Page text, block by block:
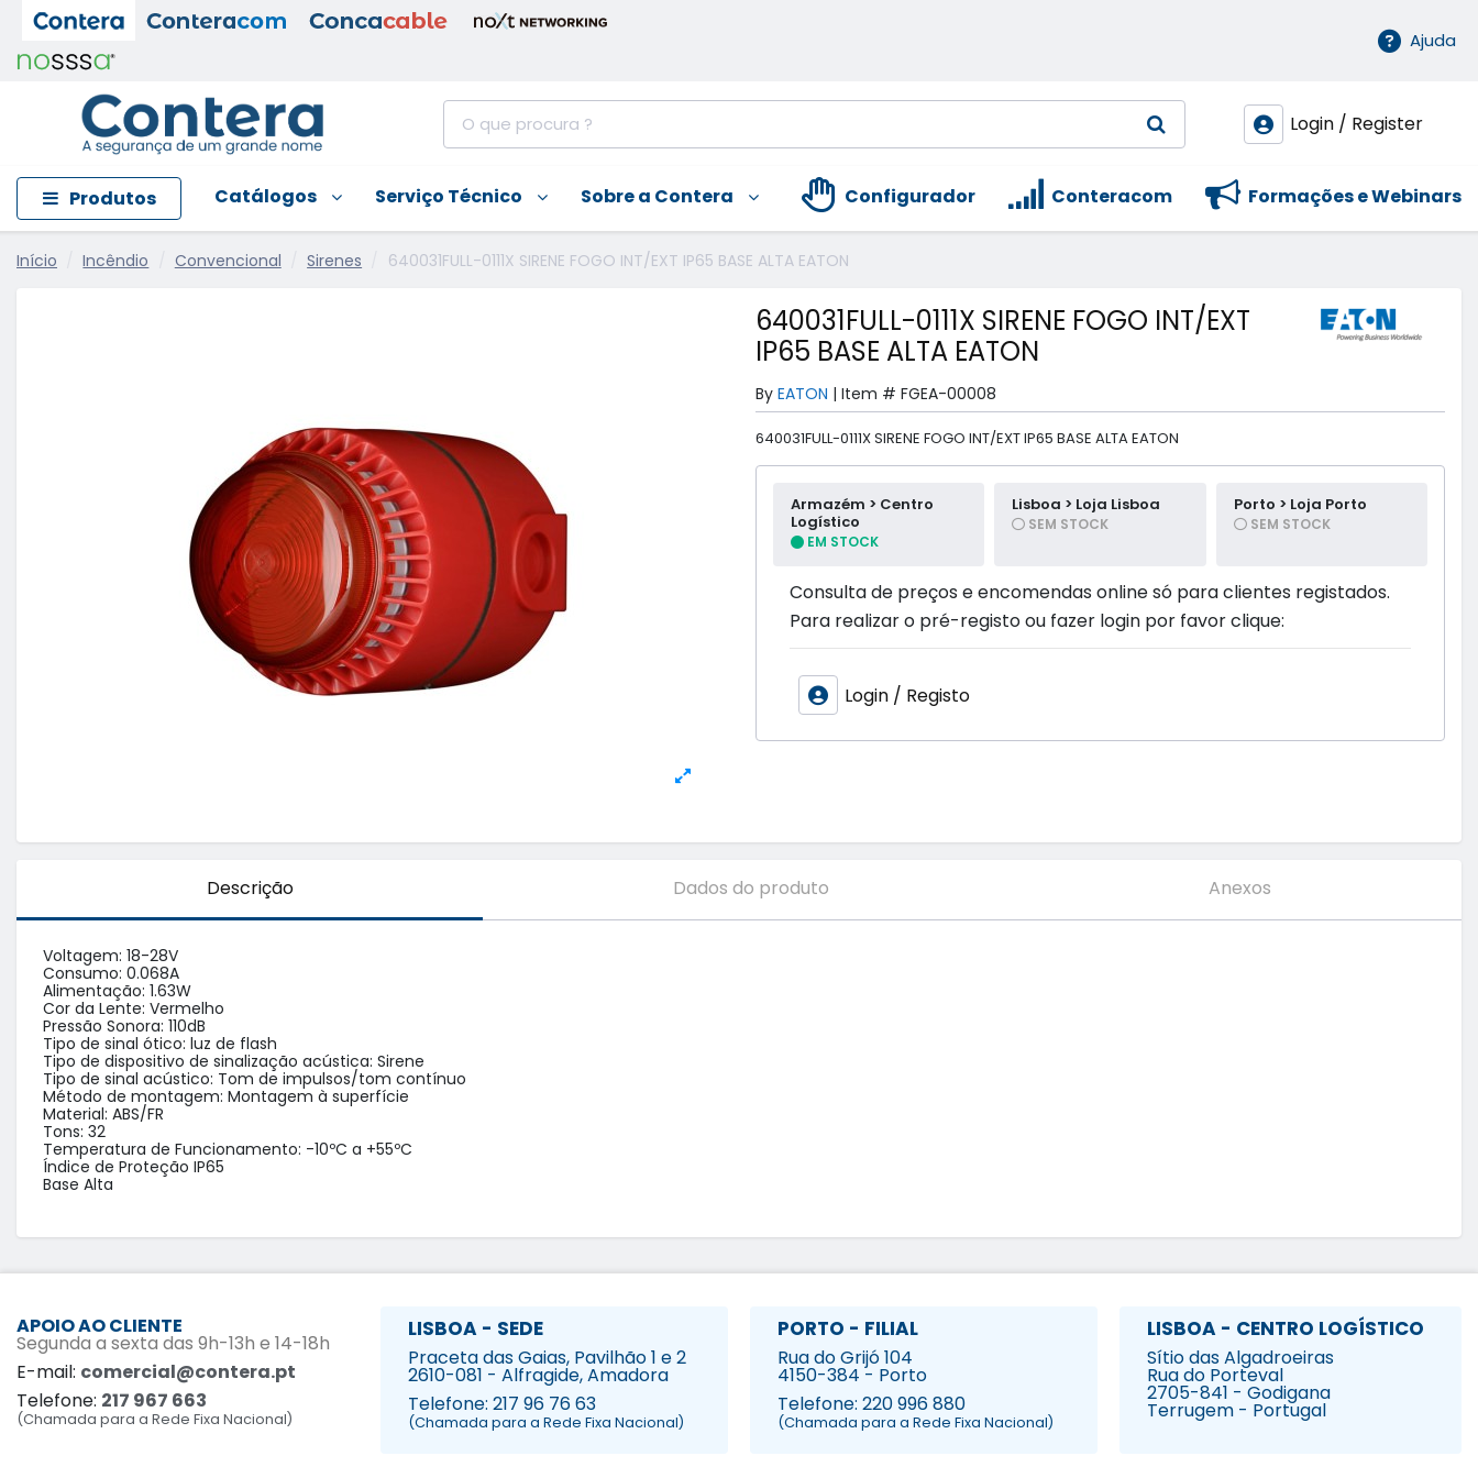
Ajuda
Login / Register
Produtos Catálogos Serviço Técnico Sobre a Contera Formações e Webinars
Conteracom
Configurador
Início Incêndio Convencional Sirenes 640031FULL-0111X SIRENE FOGO INT/EXT IP65 BASE ALTA EATON
640031FULL-0111X SIRENE FOGO INT/EXT
IP65 BASE ALTA EATON
By EATON | Item # FGEA-00008
640031FULL-0111X SIRENE FOGO INT/EXT IP65 BASE ALTA EATON
Armazém > Centro
Logístico
EM STOCK
Lisboa > Loja Lisboa
SEM STOCK
Porto > Loja Porto
SEM STOCK
Consulta de preços e encomendas online só para clientes registados.
Para realizar o pré-registo ou fazer login por favor clique:
Login / Registo
Descrição Dados do produto Anexos
Voltagem: 18-28V
Consumo: 0.068A
Alimentação: 1.63W
Cor da Lente: Vermelho
Pressão Sonora: 110dB
Tipo de sinal ótico: luz de flash
Tipo de dispositivo de sinalização acústica: Sirene
Tipo de sinal acústico: Tom de impulsos/tom contínuo
Método de montagem: Montagem à superfície
Material: ABS/FR
Tons: 32
Temperatura de Funcionamento: -10ºC a +55ºC
Índice de Proteção IP65
Base Alta
APOIO AO CLIENTE
Segunda a sexta das 9h-13h e 14-18h
E-mail: comercial@contera.pt
Telefone: 217 967 663
(Chamada para a Rede Fixa Nacional)
LISBOA - SEDE
Praceta das Gaias, Pavilhão 1 e 2
2610-081 - Alfragide, Amadora
Telefone: 217 96 76 63
(Chamada para a Rede Fixa Nacional)
PORTO - FILIAL
Rua do Grijó 104
4150-384 - Porto
Telefone: 220 996 880
(Chamada para a Rede Fixa Nacional)
LISBOA - CENTRO LOGÍSTICO
Sítio das Algadroeiras
Rua do Porteval
2705-841 - Godigana
Terrugem - Portugal